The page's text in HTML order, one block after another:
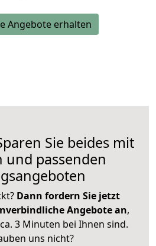
Angebote erhalten
Sie beides mit
und passenden
Dann fordern Sie jetzt
Angebote an,
3 Minuten bei Ihnen sind.
uns nicht?